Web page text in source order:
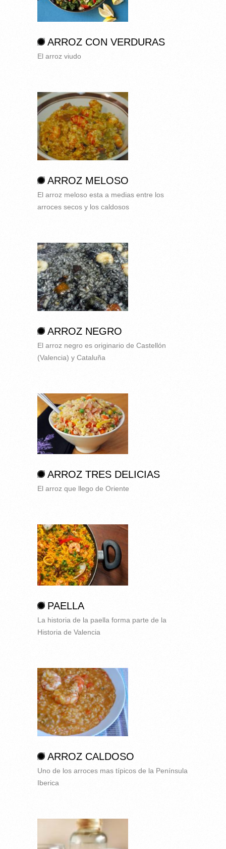
ARROZ CON VERDURAS
El arroz viudo
ARROZ MELOSO
El arroz meloso esta a medias entre los
arroces secos y los caldosos
ARROZ NEGRO
El arroz negro es originario de Castellón
(Valencia) y Cataluña
ARROZ TRES DELICIAS
El arroz que llego de Oriente
PAELLA
La historia de la paella forma parte de la
Historia de Valencia
ARROZ CALDOSO
Uno de los arroces mas típicos de la Península
Iberica